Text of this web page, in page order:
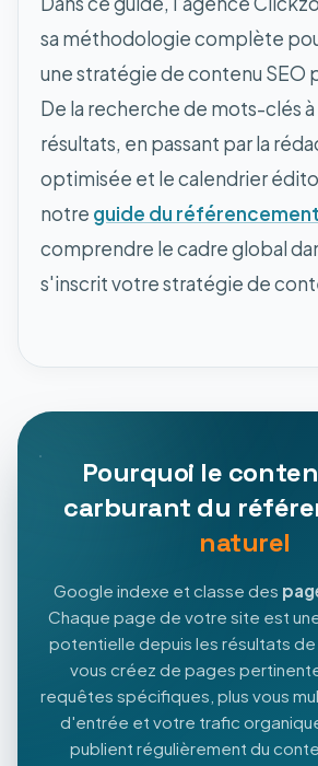
sa méthodologie complète
une stratégie de contenu SEO
De la recherche de mots-clés à
résultats, en passant par la
optimisée et le calendrier
notre guide du
comprendre le cadre global
s'inscrit votre stratégie de
Pourquoi le
carburant du
naturel
Google indexe et classe des
Chaque page de votre site est
potentielle depuis les résultats de
vous créez de pages
requêtes spécifiques, plus vous
d'entrée et votre trafic
publient régulièrement du